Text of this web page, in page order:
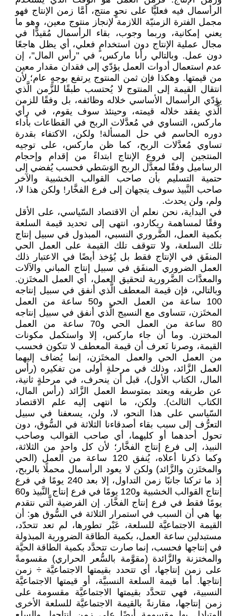
الرأسمال فيه فعليًّا على نحوٍ منتج، أمَّا زمن الإنتاج فهو
مجمل الفترة الزمنيّة اللازمة لإنجاز منتوج معين، وهو ما
يعني إمكانية، وربما وجوب، بقاء الرأسمال مُقيدًّا في
مجال عملية الإنتاج دون استخدامٍ فعلي، أي يظل هاجعًا
دون عمل. وبالتالي رأىا ماركس، في "رأس المال"، إن
عدم استعمال أدوات العمل يؤدّي إلى فقدان مقدار معين
من قيمتها. وهكذا فإن ثمن المنتوج يرتفع بوجهٍ عام؛ لأن
انتقال القيمة إلى المنتوج لا يُحتسب طبقًا للزَّمن الَّذي
يؤدّي الرأسمال الأساسي خلاله وظائفه، بل وفقًا للزمن
الَّذي يفقد خلاله قيمته، وحينئذ سوف يقوم، في رأي
ماركس، التساوي في مُعدَّلات الربح في القطاعات بأداء
دوره الحاسم في حل المسألة! ولكن، الاكتفاء بقدرة
تساوي مُعدَّلات الربح، كما ظن ماركس، على توجيه
المنتجين إلى فروع الإنتاج ابتداءً من إقدام وإحجام
الرساميل وفقًا لمعدَّل الربح الوَسَطي فحسب يُفضي إلى
حتمية التسليم بأن صاحب القوالب الخشبية والآخر
صاحب النَّبيذ سوف يتجهان إلى فرع الفخَّار! ولكن هذا لا،
ولم، ولن يحدث.
في البداية، نحن نعلم أن الاقتصاد السّياسي، على الأقل
وفقًا لمساهمة ريكاردو، انتهى إلى تحديد قيمة السلعة
بكمية العمل، الضَّروري النسبي، المبذول في سبيل إنتاج
تلك السلعة، ولا تتوقف تلك القيمة على العمل الحي
المنفَق في الإنتاج فقط بل يُؤخذ أيضًا في الاعتبار ذلك
العمل الضروري المنفَق في سبيل إنتاج المباني والآلات
والمعدَّات الضَّرورية لتحقيق العمل، أي العمل المختَزن.
وبالتالي، فإن قيمة المعطف الَّذي أنفق في سبيل إنتاجه
100 ساعة من العمل الحي و50 ساعة من العمل
المختَزن، تتساوى مع النسيج الَّذي أنفق في سبيل إنتاجه
80 ساعة من العمل الحي و70 ساعة من العمل
المختزن. وما أن جاء ماركس، إلا واستكمل مكونات
القيمة، وصرنا نَعرف أن قيمة المعطف لا تتكون فحسب
من العمل الحي والعمل المختَزن، إنما يُضاف إليهما
العمل الزَّائد، وذلك في مرحلةٍ أولى من تفكيره (رأس
المال، الكتاب الأول)، قبل أن ينحرف، في مرحلةٍ ثانية،
عن طريقه ويعتد بمتوسط العمل الزَّائد (رأس المال،
الكتاب الثالث). ولكن، ما انتهى إليه علم الاقتصاد
السّياسي على هذا النحو، لا، ولن، يسعفنا في سبيل
التعرُّف إلى سبب بقاء أصدقاءنا الثلاثة في السُّوق، دون
تحول أحدهما أو كليهما، أي صاحب القوالب وصاحب
النبيذ، إلى فرع إنتاج الفخَّار؛ لأن كل واحدٍ من الثلاثة،
وكما ذكرنا أعلاه، يُنفق 120 ساعة من العمل (الحي
والمختَزن والزَّائد) ولكن لا يعود الرأسمال محملًا بالربح،
إذ ما تركنا جانبًا زمن التداول، إلا بعد 240 يومًا في فرع
إنتاج القوالب الخشبية و120 يومًا في فرع إنتاج النَّبيذ و60
يومًا فقط في فرع إنتاج الفخَّار. إن الفرضية الَّتي نتقدم
بها هي أن السبب في استمرار الثلاثة في السُّوق هو: أن
القيمة الاجتماعيَّة للسلعة، عَبْر تطورها، لم تعد تتحدّد،
مستبدلين ساعة العمل، بكمية الطاقة الضرورية المبذولة
في إنتاجها فحسب، إنما صارت تتحدَّد بكمية الطاقة الحيَّة
والمختزنة والزَّائدة (مقوَّمة بالسُّعر الحراري) مقسومةً
على زمن إنتاجها، أي تتحدد بقيمتها الاجتماعيَّة ÷ زمن
إنتاجها. أما قيمة السلعة النسبيَّة، أو قيمتها الاجتماعيَّة
النسبية، فهي تتحدَّد بقيمتها الاجتماعيَّة مقسومة على
زمن إنتاجها، مقارنةً بالقيمة الاجتماعيَّة للسلعة الأخرى